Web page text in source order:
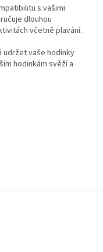
s vašimi
dlouhou
včetně plavání.
udržet vaše hodinky
hodinkám svěží a